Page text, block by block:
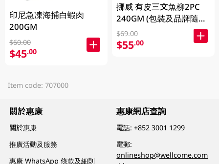
印尼急凍海捕白蝦肉
200GM
$60.00
$45.00
挪威 有皮三文魚柳2PC
240GM (包裝及品牌隨機
發放)
$69.00
$55.00
Item code: 707000
關於惠康
關於惠康
推廣活動及服務
惠康 WhatsApp 條款及細則
惠康網店查詢
電話:+852 3001 1299
電郵:
onlineshop@wellcome.com